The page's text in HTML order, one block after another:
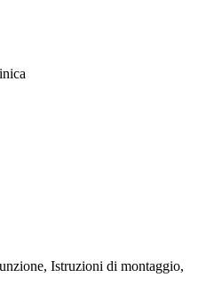
Istruzioni di montaggio,